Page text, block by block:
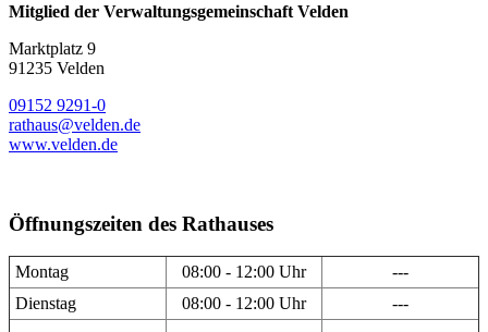
Mitglied der Verwaltungsgemeinschaft Velden
Marktplatz 9
91235 Velden
09152 9291-0
rathaus@velden.de
www.velden.de
Öffnungszeiten des Rathauses
Montag 08:00 - 12:00 Uhr
---
Dienstag
08:00 - 12:00 Uhr ---